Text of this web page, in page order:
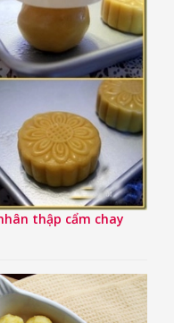
thập cẩm chay